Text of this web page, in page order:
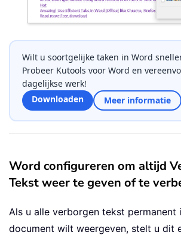
Wilt u soortgelijke taken in Word
Probeer Kutools voor Word en
dagelijkse werk!
Downloaden
Meer informatie
Word configureren om altijd
Tekst weer te geven of te
Als u alle verborgen tekst permanent
document wilt weergeven, stelt u dit